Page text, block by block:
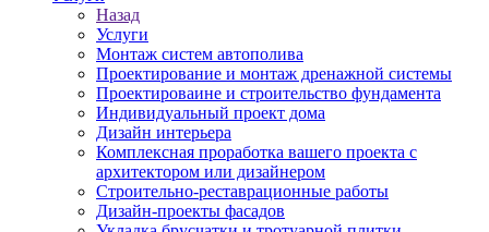
Назад
Услуги
Монтаж систем автополива
Проектирование и монтаж дренажной системы
Проектироваине и строительство фундамента
Индивидуальный проект дома
Дизайн интерьера
Комплексная проработка вашего проекта с
архитектором или дизайнером
Строительно-реставрационные работы
Дизайн-проекты фасадов